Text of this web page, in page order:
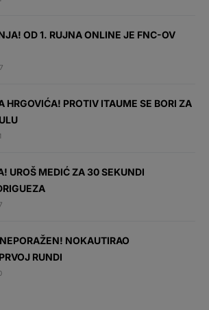
OD 1. RUJNA ONLINE JE FNC-OV
HRGOVIĆA! PROTIV ITAUME SE BORI ZA
UROŠ MEDIĆ ZA 30 SEKUNDI
NOKAUTIRAO
RUNDI